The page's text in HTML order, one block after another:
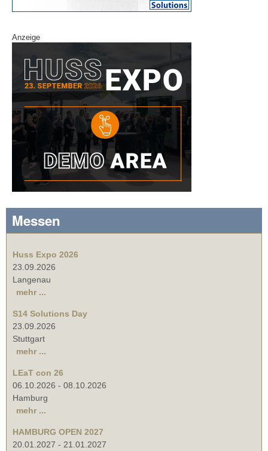
Anzeige
Messen
Huss Expo 2026
23.09.2026
Langenau
mehr ...
S14 Solutions Day
23.09.2026
Stuttgart
mehr ...
LEaT con 26
06.10.2026 - 08.10.2026
Hamburg
mehr ...
HAMBURG OPEN 2027
20.01.2027 - 21.01.2027